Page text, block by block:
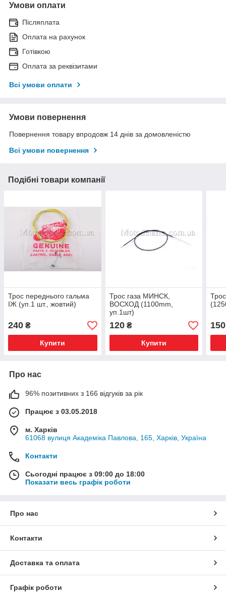
Умови оплати
Післяплата
Оплата на рахунок
Готівкою
Оплата за реквізитами
Всі умови оплати
Умови повернення
Повернення товару впродовж 14 днів за домовленістю
Всі умови повернення
Подібні товари компанії
Трос переднього гальма
ІЖ (уп.1 шт., жовтий)
240 ₴
Купити
Трос газа МИНСК,
ВОСХОД (1100mm,
уп.1шт)
120₴
Купити
150
Про нас
96% позитивних з 166 відгуків за рік
Працює з 03.05.2018
м. Харків
61068 вулиця Академіка Павлова, 165, Харків, Україна
Контакти
Сьогодні працює з 09:00 до 18:00
Показати весь графік роботи
Про нас
Контакти
Доставка та оплата
Графік роботи